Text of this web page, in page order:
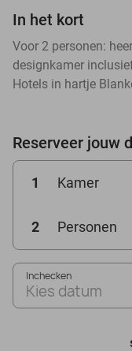
In het kort
Voor 2 personen:
designkamer
Hotels in hartje
Reserveer jouw
1 Kamer
2 Personen
Inchecken
Kies datum